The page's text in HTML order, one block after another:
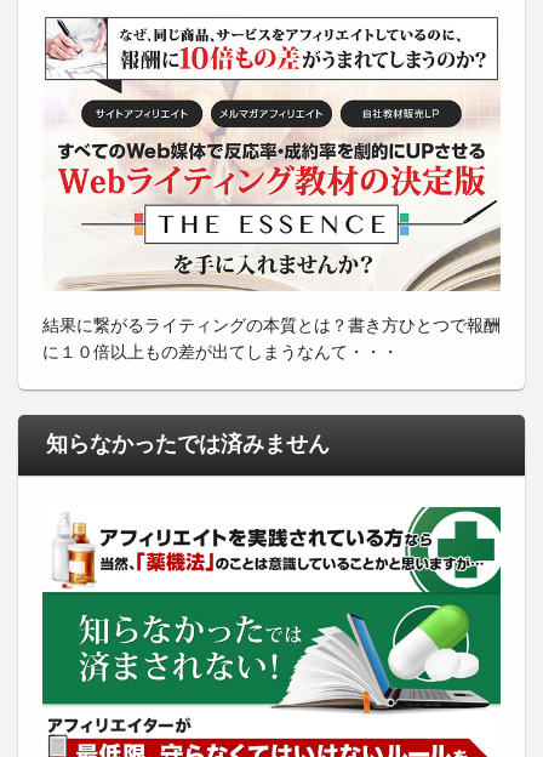
結果に繋がるライティングの本質とは？書き方ひとつで報酬
に１０倍以上もの差が出てしまうなんて・・・
知らなかったでは済みません